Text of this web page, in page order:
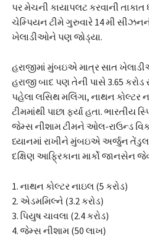
પર મેચની કાયાપલટ કરવાની
ચેમ્પિયન ટીમે ગુરુવારે 14 મી
ખેલાડીઓને પણ જોડ્યા.
હરાજીમાં મુંબઇએ માત્ર સાત
હરાજી બાદ પણ તેની પાસે 3.65 કરોડ
પહેલા લસિથ મલિંગા, નાથન કોલ્ટર
ટીમમાંથી પાછા ફર્યા હતા. ભારતીય
જેમ્સ નીશામ ટીમને ઓલ-રાઉન્ડ
ધ્યાનમાં રાખીને મુંબઇએ અર્જુન
દક્ષિણ આફ્રિકાના માર્કો જાનસેન
1. નાથન કોલ્ટર નાઇલ (5 કરોડ)
2. એડમમિલ્ને (3.2 કરોડ)
3. પિયુષ ચાવલા (2.4 કરોડ)
4. જેમ્સ નીશામ (50 લાખ)